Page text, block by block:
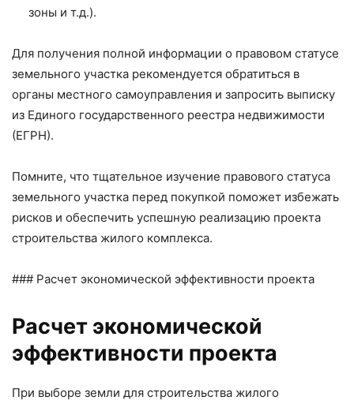
зоны и т.д.).
Для получения полной информации о правовом статусе
земельного участка рекомендуется обратиться в
органы местного самоуправления и запросить выписку
из Единого государственного реестра недвижимости
(ЕГРН).
Помните, что тщательное изучение правового статуса
земельного участка перед покупкой поможет избежать
рисков и обеспечить успешную реализацию проекта
строительства жилого комплекса.
### Расчет экономической эффективности проекта
Расчет экономической
эффективности проекта
При выборе земли для строительства жилого